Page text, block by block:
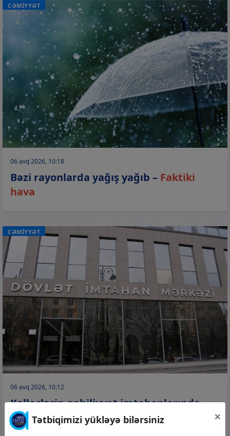
CƏMİYYƏT
06 avq 2026, 10:18
Bəzi rayonlarda yağış yağıb – Faktiki
hava
CƏMİYYƏT
06 avq 2026, 10:12
Kolleclərin qabiliyyət imtahanlarında
abituriyentlərin sayı 39 faiz artıb
Tətbiqimizi yükləyə bilərsiniz ×